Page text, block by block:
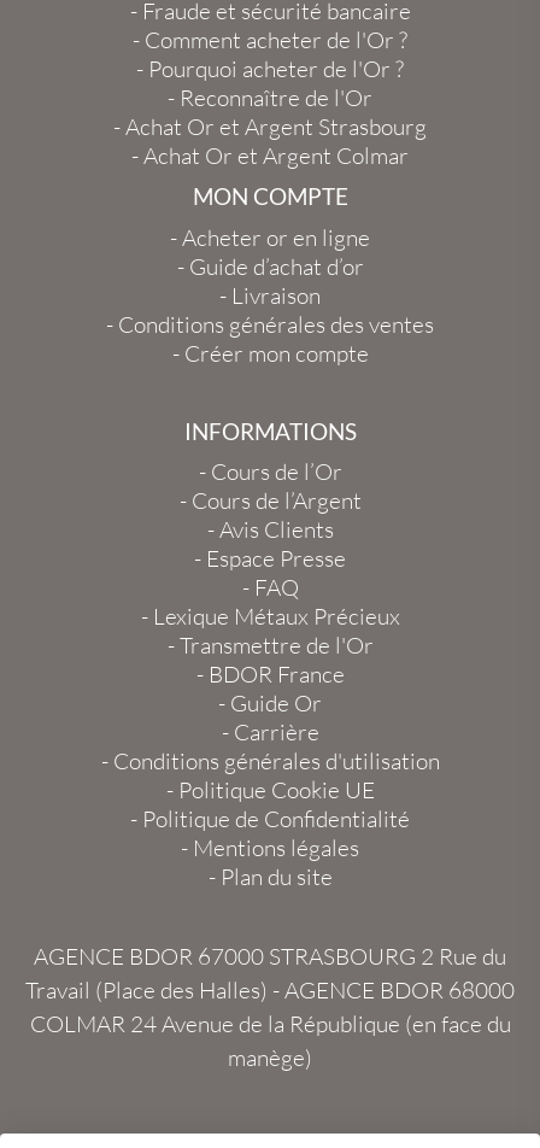
- Fraude et sécurité bancaire
- Comment acheter de l'Or ?
- Pourquoi acheter de l'Or ?
- Reconnaître de l'Or
-Achat Or et Argent Strasbourg
-Achat Or et Argent Colmar
MON COMPTE
-Acheter or en ligne
- Guide d’achat d’or
- Livraison
- Conditions générales des ventes
- Créer mon compte
INFORMATIONS
- Cours de l’Or
- Cours de l’Argent
-Avis Clients
- Espace Presse
- FAQ
- Lexique Métaux Précieux
-Transmettre de l'Or
- BDOR France
- Guide Or
- Carrière
- Conditions générales d'utilisation
- Politique Cookie UE
- Politique de Confidentialité
- Mentions légales
- Plan du site
AGENCE BDOR 67000 STRASBOURG 2 Rue du
Travail (Place des Halles) -AGENCE BDOR 68000
COLMAR24 Avenue de la République (en face du
manège)